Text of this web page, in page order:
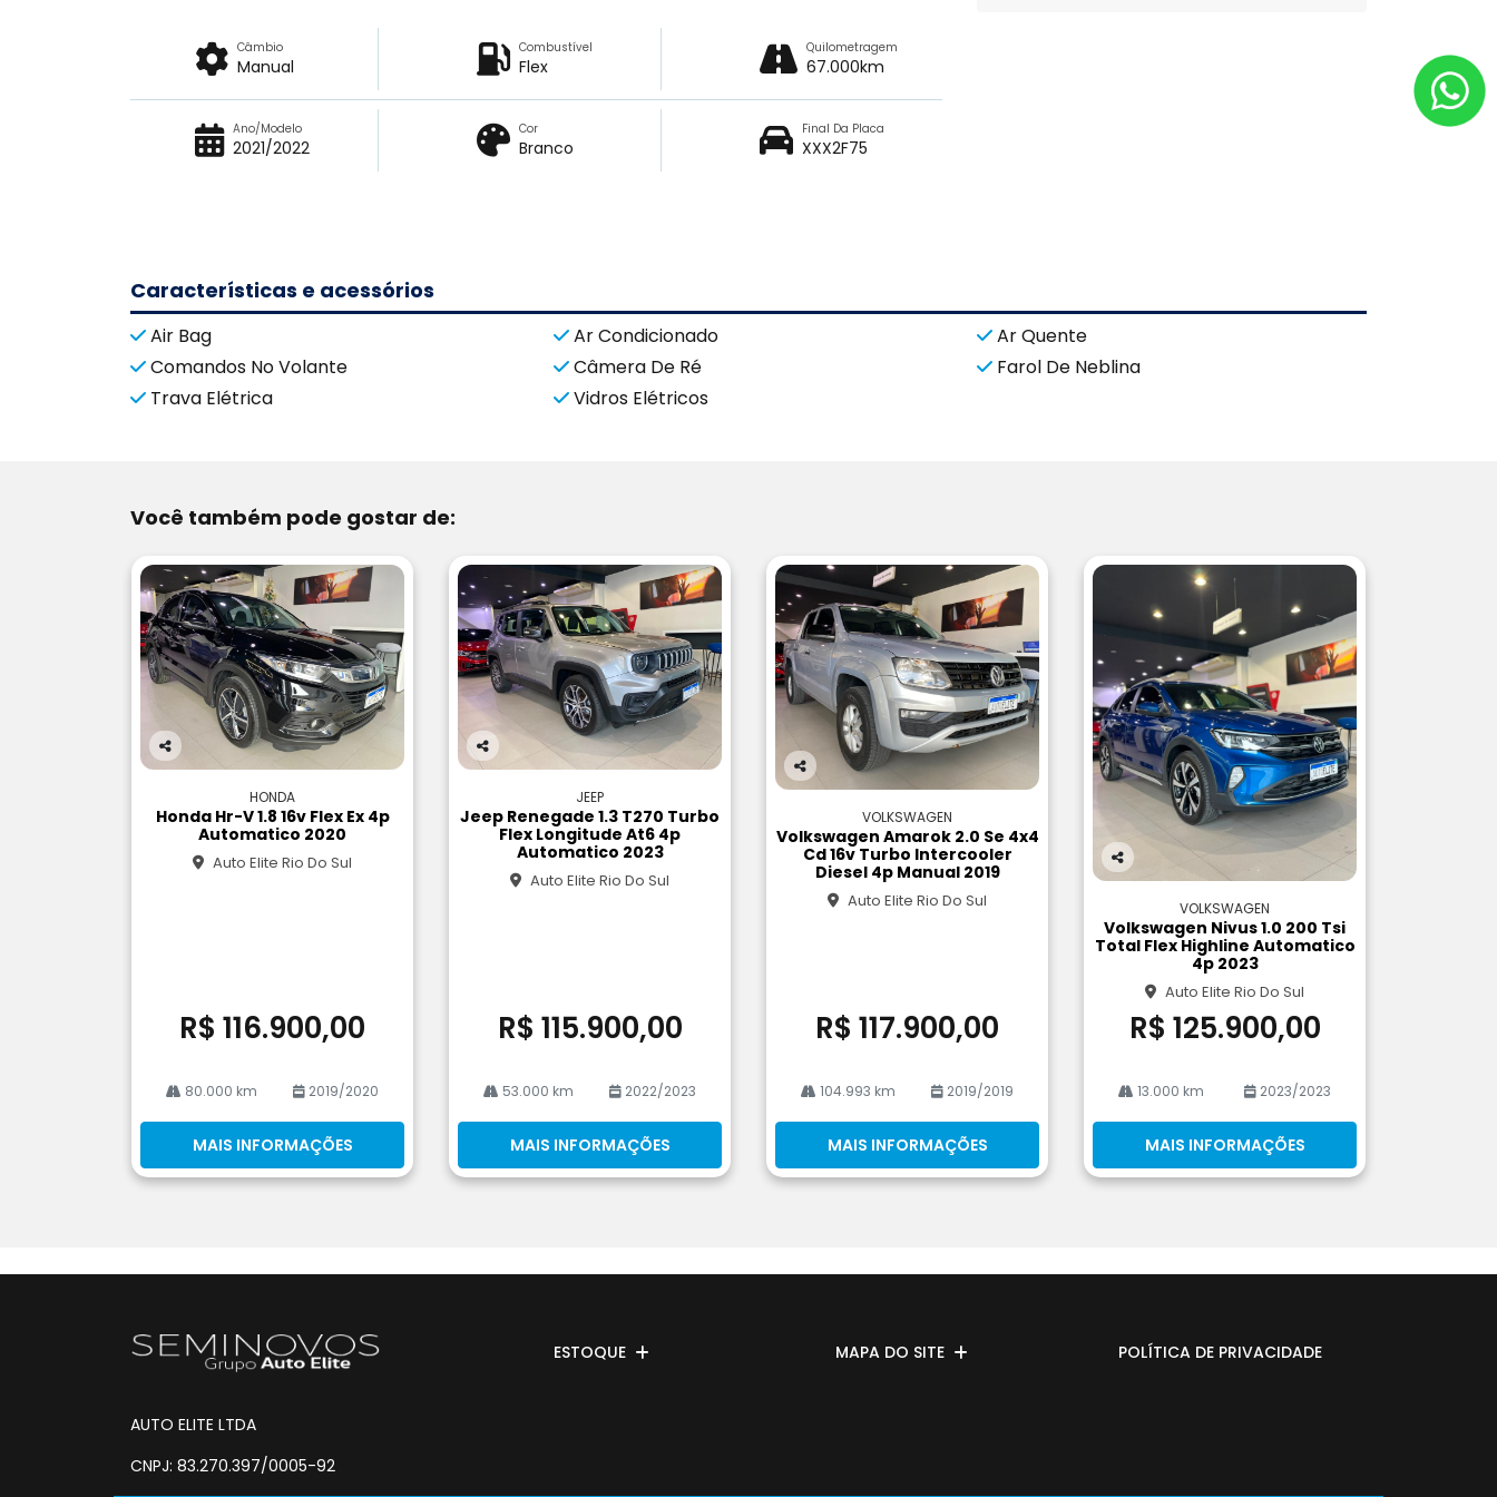
Câmbio
Manual
Combustível
Flex
Quilometragem
67.000km
Ano/Modelo
2021/2022
Cor
Branco
Final Da Placa
XXX2F75
Características e acessórios
Air Bag Ar Condicionado
Ar Quente
Comandos No Volante
Câmera De Ré
Farol De Neblina
Trava Elétrica
Vidros Elétricos
Você também pode gostar de:
Co
rtil
HONDA
Honda Hr-V 1.8 16v Flex Ex 4p
Automatico 2020
Auto Elite Rio Do Sul
R$ 116.900,00
80.000 km 2019/2020
MAIS INFORMAÇÕES
Co
rtil
JEEP
Jeep Renegade 1.3 T270 Turbo
Flex Longitude At6 4p
Automatico 2023
Auto Elite Rio Do Sul
R$ 115.900,00
53.000 km 2022/2023
MAIS INFORMAÇÕES
Co
pa
rtil
he
VOLKSWAGEN
Volkswagen Amarok 2.0 Se 4x4
Cd 16v Turbo Intercooler
Diesel 4p Manual 2019
Auto Elite Rio Do Sul
R$ 117.900,00
104.993 km 2019/2019
MAIS INFORMAÇÕES
Co
rtil
he
VOLKSWAGEN
Volkswagen Nivus 1.0 200 Tsi
Total Flex Highline Automatico
4p 2023
Auto Elite Rio Do Sul
R$ 125.900,00
13.000 km 2023/2023
MAIS INFORMAÇÕES
ESTOQUE MAPA DO SITE POLÍTICA DE PRIVACIDADE
AUTO ELITE LTDA
CNPJ: 83.270.397/0005-92